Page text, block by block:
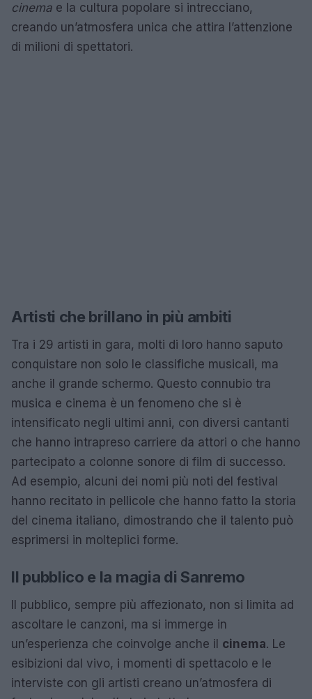
cinema e la cultura popolare si intrecciano,
creando un’atmosfera unica che attira l’attenzione
di milioni di spettatori.
Artisti che brillano in più ambiti
Tra i 29 artisti in gara, molti di loro hanno saputo
conquistare non solo le classifiche musicali, ma
anche il grande schermo. Questo connubio tra
musica e cinema è un fenomeno che si è
intensificato negli ultimi anni, con diversi cantanti
che hanno intrapreso carriere da attori o che hanno
partecipato a colonne sonore di film di successo.
Ad esempio, alcuni dei nomi più noti del festival
hanno recitato in pellicole che hanno fatto la storia
del cinema italiano, dimostrando che il talento può
esprimersi in molteplici forme.
Il pubblico e la magia di Sanremo
Il pubblico, sempre più affezionato, non si limita ad
ascoltare le canzoni, ma si immerge in
un’esperienza che coinvolge anche il cinema. Le
esibizioni dal vivo, i momenti di spettacolo e le
interviste con gli artisti creano un’atmosfera di